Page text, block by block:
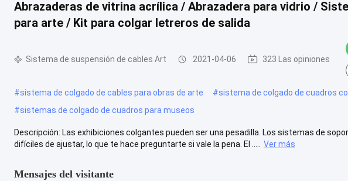
Abrazaderas de vitrina acrílica / Abrazadera para vidrio /
para arte / Kit para colgar letreros de salida
Sistema de suspensión de cables Art 2021-04-06 323 Las opiniones
#sistema de colgado de cables para obras de arte #sistema de colgado de cuadros
#sistemas de colgado de cuadros para museos
Descripción: Las exhibiciones colgantes pueden ser una pesadilla. Los sistemas de
difíciles de ajustar, lo que te hace preguntarte si vale la pena. El .....
Ver más
Mensajes del visitante